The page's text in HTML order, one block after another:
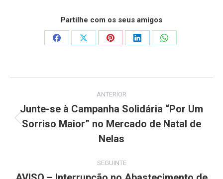
Partilhe com os seus amigos
Share
Share
Share
Share
Share
navigation
ANTERIOR
Previous
post:
Junte-se à Campanha Solidária “Por Um
Sorriso Maior” no Mercado de Natal de
Nelas
SEGUINTE